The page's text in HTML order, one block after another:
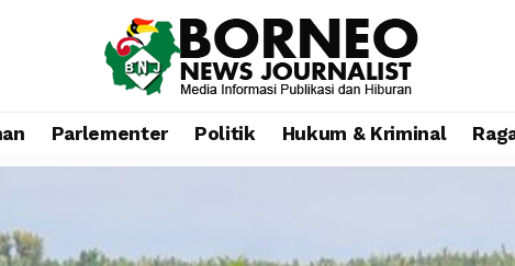
Parlementer Politik Hukum & Kriminal